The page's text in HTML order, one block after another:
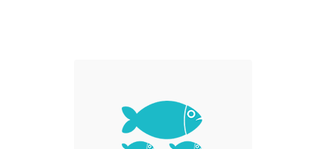
In het leven geroepen door de
EU om verspilling van vis te
voorkomen, de visser te